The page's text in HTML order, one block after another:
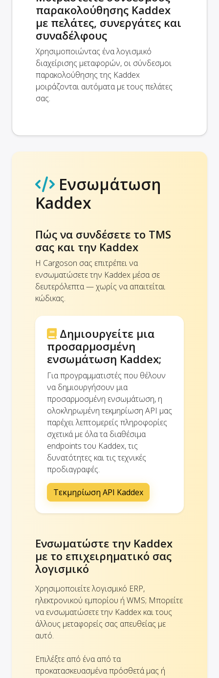
παρακολούθησης Kaddex
με πελάτες, συνεργάτες και
συναδέλφους
Χρησιμοποιώντας ένα λογισμικό
διαχείρισης μεταφορών, οι σύνδεσμοι
παρακολούθησης της Kaddex
μοιράζονται αυτόματα με τους πελάτες
σας.
Ενσωμάτωση
Kaddex
Πώς να συνδέσετε το TMS
σας και την Kaddex
Η Cargoson σας επιτρέπει να
ενσωματώσετε την Kaddex μέσα σε
δευτερόλεπτα — χωρίς να απαιτείται
κώδικας.
Δημιουργείτε μια
προσαρμοσμένη
ενσωμάτωση Kaddex;
Για προγραμματιστές που θέλουν
να δημιουργήσουν μια
προσαρμοσμένη ενσωμάτωση, η
ολοκληρωμένη τεκμηρίωση API μας
παρέχει λεπτομερείς πληροφορίες
σχετικά με όλα τα διαθέσιμα
endpoints του Kaddex, τις
δυνατότητες και τις τεχνικές
προδιαγραφές.
Τεκμηρίωση API Kaddex
Ενσωματώστε την Kaddex
με το επιχειρηματικό σας
λογισμικό
Χρησιμοποιείτε λογισμικό ERP,
ηλεκτρονικού εμπορίου ή WMS; Μπορείτε
να ενσωματώσετε την Kaddex και τους
άλλους μεταφορείς σας απευθείας με
αυτό.
Επιλέξτε από ένα από τα
προκατασκευασμένα πρόσθετά μας ή